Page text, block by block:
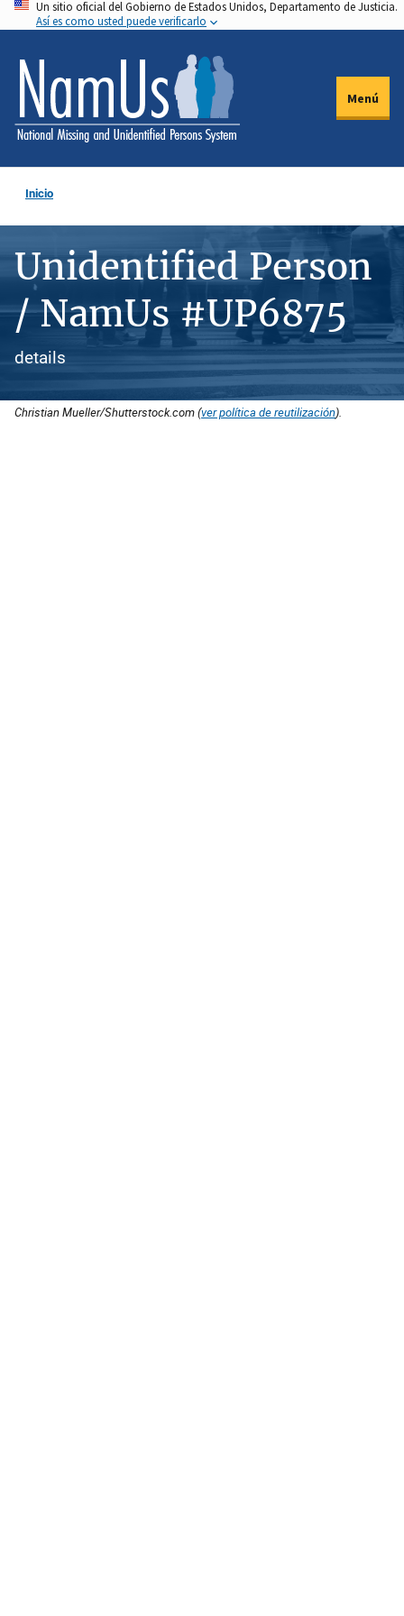
Pasar
al
contenido
principal
Un sitio oficial del Gobierno de Estados Unidos, Departamento de Justicia.
Así es como usted puede verificarlo
Menú
Inicio
Unidentified Person
/ NamUs #UP6875
details
Christian Mueller/Shutterstock.com (ver política de reutilización).